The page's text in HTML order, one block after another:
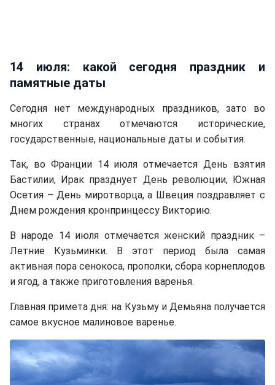
14 июля: какой сегодня праздник и
памятные даты
Сегодня нет международных праздников, зато во
многих странах отмечаются исторические,
государственные, национальные даты и события.
Так, во Франции 14 июля отмечается День взятия
Бастилии, Ирак празднует День революции, Южная
Осетия – День миротворца, а Швеция поздравляет с
Днем рождения кронпринцессу Викторию.
В народе 14 июля отмечается женский праздник –
Летние Кузьминки. В этот период была самая
активная пора сенокоса, прополки, сбора корнеплодов
и ягод, а также приготовления варенья.
Главная примета дня: на Кузьму и Демьяна получается
самое вкусное малиновое варенье.